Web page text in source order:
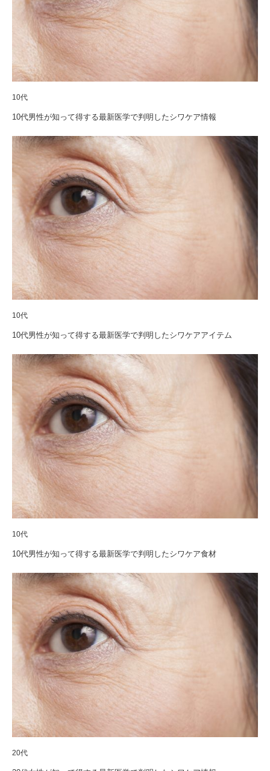
10代
10代男性が知って得する最新医学で判明したシワケア情報
10代
10代男性が知って得する最新医学で判明したシワケアアイテム
10代
10代男性が知って得する最新医学で判明したシワケア食材
20代